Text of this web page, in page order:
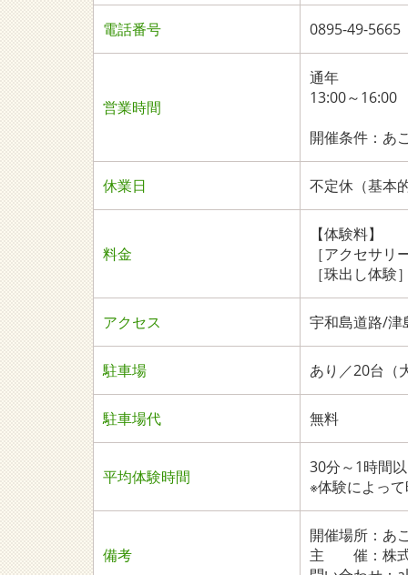
電話番号 0895-49-5665
営業時間
通年
13:00～16:00
開催条件：あ
休業日 不定休（基本
料金
【体験料】
［アクセサリ
［珠出し体験
アクセス 宇和島道路/津
駐車場 あり／20台（
駐車場代 無料
平均体験時間
30分～1時間
※体験によって
備考
開催場所：あ
主 催：株式